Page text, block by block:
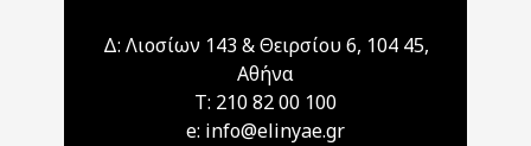
Δ: Λιοσίων 143 & Θειρσίου 6, 104 45,
Αθήνα
T: 210 82 00 100
e: info@elinyae.gr